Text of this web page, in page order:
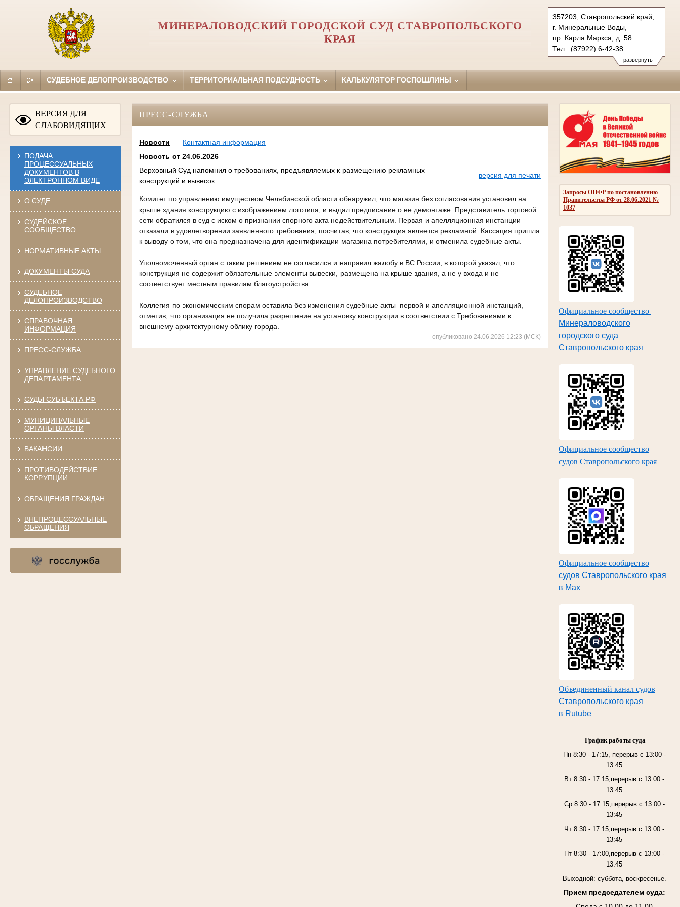
развернуть
357203, Ставропольский край,
г. Минеральные Воды,
пр. Карла Маркса, д. 58
Тел.: (87922) 6-42-38
6-43-89 (ф.)
mineralovodsky.stv@sudrf.ru
МИНЕРАЛОВОДСКИЙ ГОРОДСКОЙ СУД СТАВРОПОЛЬСКОГО
КРАЯ
СУДЕБНОЕ ДЕЛОПРОИЗВОДСТВО ТЕРРИТОРИАЛЬНАЯ ПОДСУДНОСТЬ КАЛЬКУЛЯТОР ГОСПОШЛИНЫ
ВЕРСИЯ ДЛЯ
СЛАБОВИДЯЩИХ
ПОДАЧА
ПРОЦЕССУАЛЬНЫХ
ДОКУМЕНТОВ В
ЭЛЕКТРОННОМ ВИДЕ
О СУДЕ
СУДЕЙСКОЕ
СООБЩЕСТВО
НОРМАТИВНЫЕ АКТЫ
ДОКУМЕНТЫ СУДА
СУДЕБНОЕ
ДЕЛОПРОИЗВОДСТВО
СПРАВОЧНАЯ
ИНФОРМАЦИЯ
ПРЕСС-СЛУЖБА
УПРАВЛЕНИЕ СУДЕБНОГО
ДЕПАРТАМЕНТА
СУДЫ СУБЪЕКТА РФ
МУНИЦИПАЛЬНЫЕ
ОРГАНЫ ВЛАСТИ
ВАКАНСИИ
ПРОТИВОДЕЙСТВИЕ
КОРРУПЦИИ
ОБРАЩЕНИЯ ГРАЖДАН
ВНЕПРОЦЕССУАЛЬНЫЕ
ОБРАЩЕНИЯ
Запросы ОПФР по постановлению
Правительства РФ от 28.06.2021 №
1037
Официальное сообщество
Минераловодского
городского суда
Ставропольского края
Официальное сообщество
судов Ставропольского края
Официальное сообщество
судов Ставропольского края
в Max
Объединенный канал судов
Ставропольского края
в Rutube
График работы суда
Пн 8:30 - 17:15, перерыв с 13:00 -
13:45
Вт 8:30 - 17:15,перерыв с 13:00 -
13:45
Ср 8:30 - 17:15,перерыв с 13:00 -
13:45
Чт 8:30 - 17:15,перерыв с 13:00 -
13:45
Пт 8:30 - 17:00,перерыв с 13:00 -
13:45
Выходной: суббота, воскресенье.
Прием председателем суда:
ПРЕСС-СЛУЖБА
Новости
Контактная информация
Новость от 24.06.2026
Верховный Суд напомнил о требованиях, предъявляемых к размещению рекламных
конструкций и вывесок
версия для печати
Комитет по управлению имуществом Челябинской области обнаружил, что магазин без согласования установил на
крыше здания конструкцию с изображением логотипа, и выдал предписание о ее демонтаже. Представитель торговой
сети обратился в суд с иском о признании спорного акта недействительным. Первая и апелляционная инстанции
отказали в удовлетворении заявленного требования, посчитав, что конструкция является рекламной. Кассация пришла
к выводу о том, что она предназначена для идентификации магазина потребителями, и отменила судебные акты.
Уполномоченный орган с таким решением не согласился и направил жалобу в ВС России, в которой указал, что
конструкция не содержит обязательные элементы вывески, размещена на крыше здания, а не у входа и не
соответствует местным правилам благоустройства.
Коллегия по экономическим спорам оставила без изменения судебные акты первой и апелляционной инстанций,
отметив, что организация не получила разрешение на установку конструкции в соответствии с Требованиями к
внешнему архитектурному облику города.
опубликовано 24.06.2026 12:23 (МСК)